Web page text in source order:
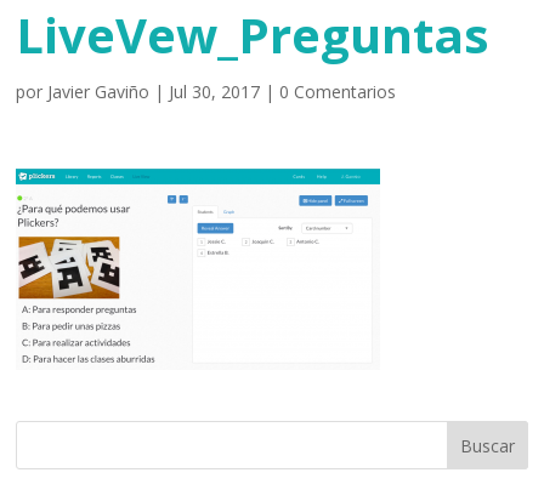
LiveVew_Preguntas
por Javier Gaviño | Jul 30, 2017 | 0 Comentarios